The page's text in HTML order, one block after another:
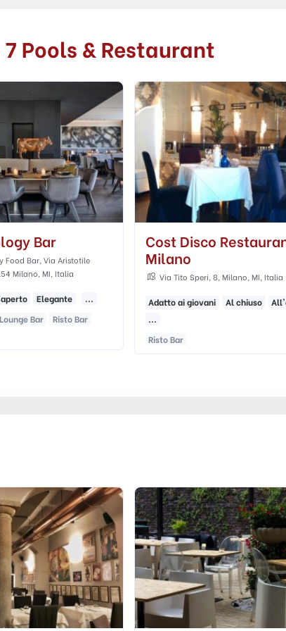
Pools & Restaurant
Restaurant
8, Milano, MI, Italia
Al chiuso
All'aperto
Cost
Via Tito Speri, 8, Milano, MI, Italia